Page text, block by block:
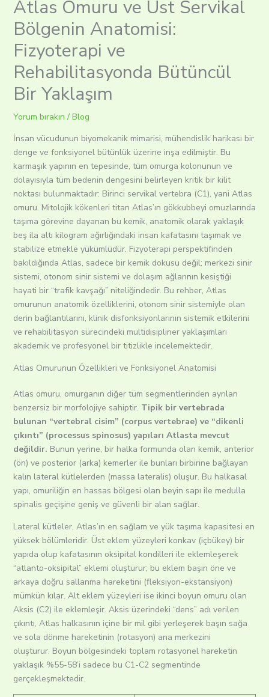
Atlas Omuru ve Üst Servikal
Bölgenin Anatomisi:
Fizyoterapi ve
Rehabilitasyonda Bütüncül
Bir Yaklaşım
Yorum bırakın / Blog
İnsan vücudunun biyomekanik mimarisi, mühendislik harikası bir
denge ve fonksiyonel bütünlük üzerine inşa edilmiştir. Bu
karmaşık yapının en tepesinde, tüm omurga kolonunun ve
dolayısıyla tüm bedenin dengesini belirleyen kritik bir kilit
noktası bulunmaktadır: Birinci servikal vertebra (C1), yani Atlas
omuru. Mitolojik kökenleri titan Atlas’ın gökkubbeyi omuzlarında
taşıma görevine dayanan bu kemik, anatomik olarak yaklaşık
beş ila altı kilogram ağırlığındaki insan kafatasını taşımak ve
stabilize etmekle yükümlüdür. Fizyoterapi perspektifinden
bakıldığında Atlas, sadece bir kemik dokusu değil; merkezi sinir
sistemi, otonom sinir sistemi ve dolaşım ağlarının kesiştiği
hayati bir “trafik kavşağı” niteliğindedir. Bu rehber, Atlas
omurunun anatomik özelliklerini, otonom sinir sistemiyle olan
derin bağlantılarını, klinik disfonksiyonlarının sistemik etkilerini
ve rehabilitasyon sürecindeki multidisipliner yaklaşımları
akademik ve profesyonel bir titizlikle incelemektedir.
Atlas Omurunun Özellikleri ve Fonksiyonel Anatomisi
Atlas omuru, omurganın diğer tüm segmentlerinden ayrılan
benzersiz bir morfolojiye sahiptir. Tipik bir vertebrada
bulunan “vertebral cisim” (corpus vertebrae) ve “dikenli
çıkıntı” (processus spinosus) yapıları Atlasta mevcut
değildir. Bunun yerine, bir halka formunda olan kemik, anterior
(ön) ve posterior (arka) kemerler ile bunları birbirine bağlayan
kalın lateral kütlelerden (massa lateralis) oluşur. Bu halkasal
yapı, omuriliğin en hassas bölgesi olan beyin sapı ile medulla
spinalis geçişine geniş ve güvenli bir alan sağlar.
Lateral kütleler, Atlas’ın en sağlam ve yük taşıma kapasitesi en
yüksek bölümleridir. Üst eklem yüzeyleri konkav (içbükey) bir
yapıda olup kafatasının oksipital kondilleri ile eklemleşerek
“atlanto-oksipital” eklemi oluşturur; bu eklem başın öne ve
arkaya doğru sallanma hareketini (fleksiyon-ekstansiyon)
mümkün kılar. Alt eklem yüzeyleri ise ikinci boyun omuru olan
Aksis (C2) ile eklemleşir. Aksis üzerindeki “dens” adı verilen
çıkıntı, Atlas halkasının içine bir mil gibi yerleşerek başın sağa
ve sola dönme hareketinin (rotasyon) ana merkezini
oluşturur. Boyun bölgesindeki toplam rotasyonel hareketin
yaklaşık %55-58’i sadece bu C1-C2 segmentinde
gerçekleşmektedir.